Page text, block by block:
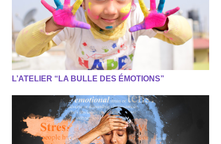
L’ATELIER “LA BULLE DES ÉMOTIONS”